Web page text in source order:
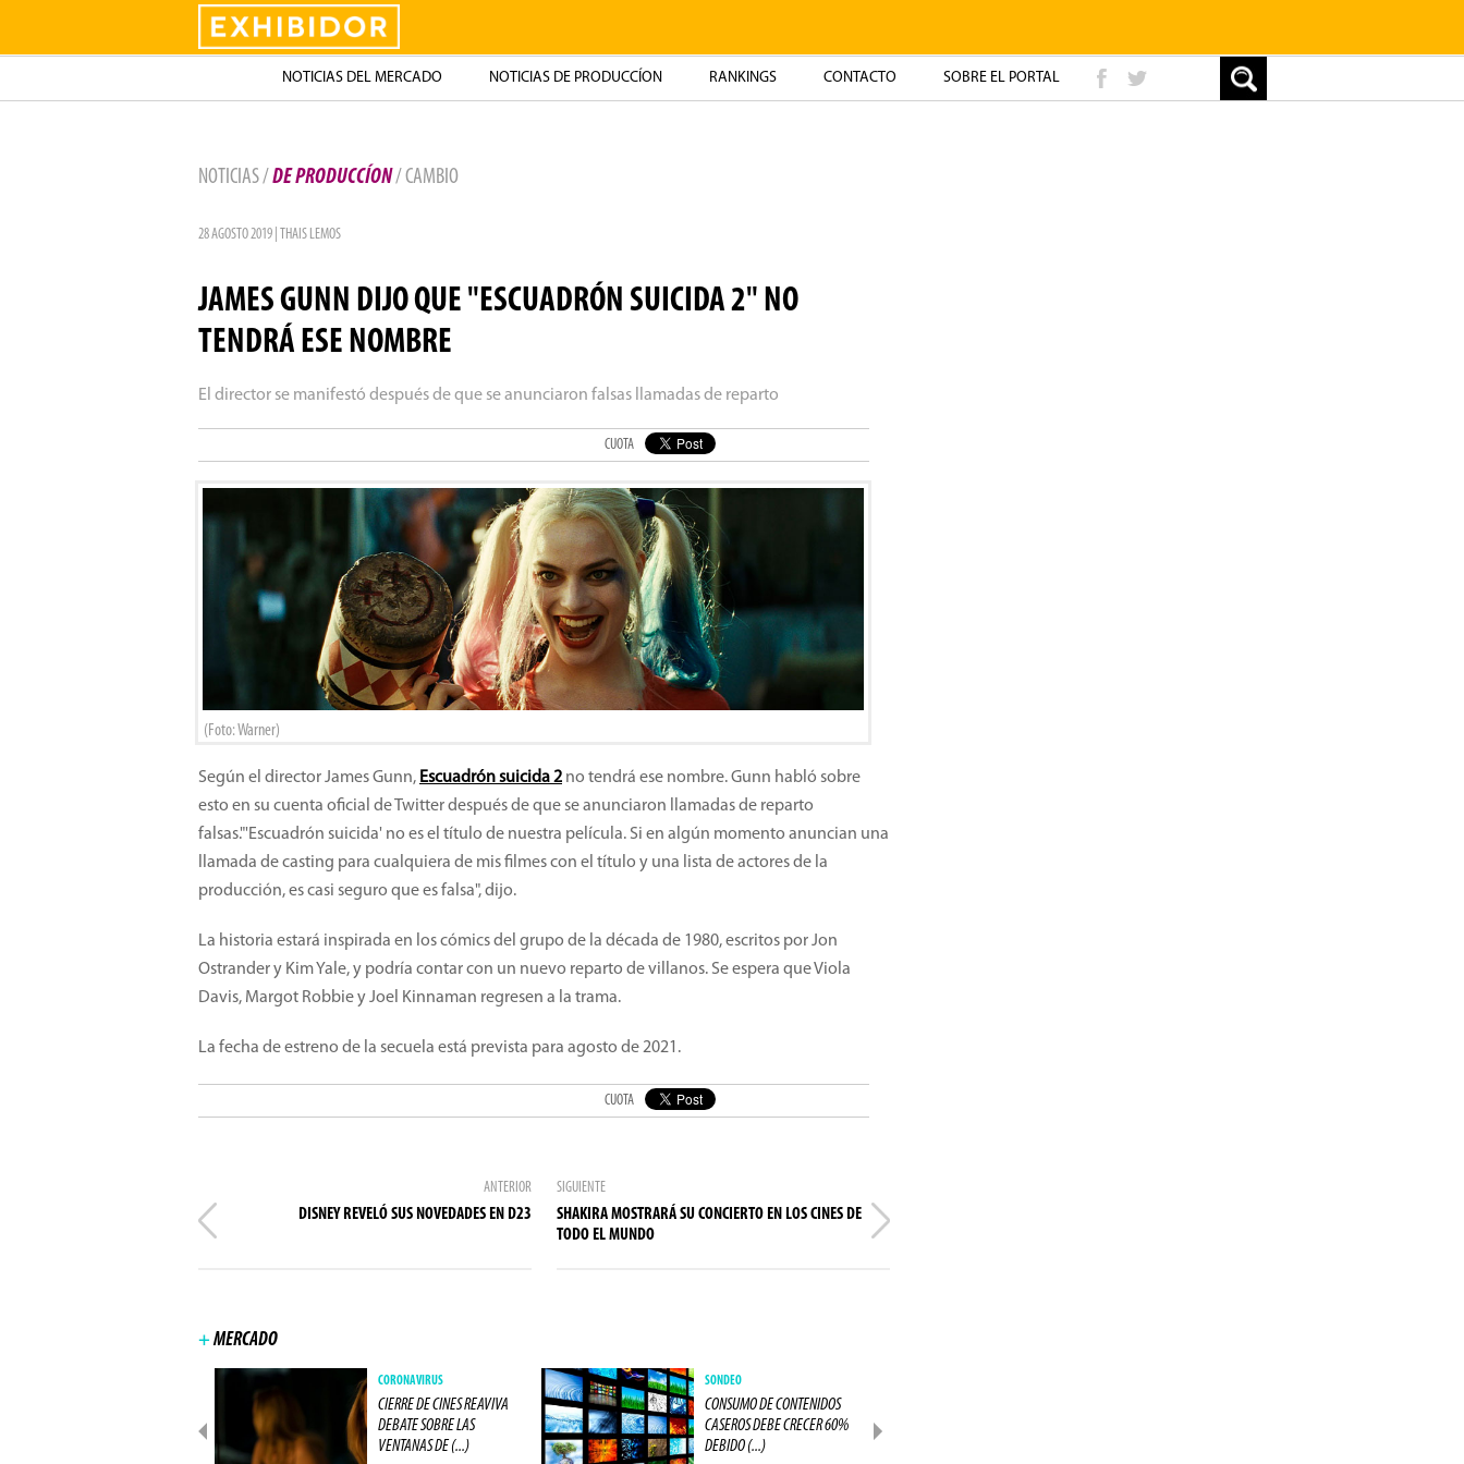
Exhibidor
NOTICIAS DEL MERCADO NOTICIAS DE PRODUCCÍON RANKINGS CONTACTO SOBRE EL PORTAL
NOTICIAS / DE PRODUCCÍON/ CAMBIO
28 AGOSTO 2019 | THAIS LEMOS
JAMES GUNN DIJO QUE "ESCUADRÓN SUICIDA 2" NO
TENDRÁ ESE NOMBRE
El director se manifestó después de que se anunciaron falsas llamadas de reparto
CUOTA
(Foto: Warner)
Según el director James Gunn, Escuadrón suicida 2 no tendrá ese nombre. Gunn habló sobre
esto en su cuenta oficial de Twitter después de que se anunciaron llamadas de reparto
falsas."'Escuadrón suicida' no es el título de nuestra película. Si en algún momento anuncian una
llamada de casting para cualquiera de mis filmes con el título y una lista de actores de la
producción, es casi seguro que es falsa", dijo.
La historia estará inspirada en los cómics del grupo de la década de 1980, escritos por Jon
Ostrander y Kim Yale, y podría contar con un nuevo reparto de villanos. Se espera que Viola
Davis, Margot Robbie y Joel Kinnaman regresen a la trama.
La fecha de estreno de la secuela está prevista para agosto de 2021.
CUOTA
ANTERIOR
DISNEY REVELÓ SUS NOVEDADES EN D23
SIGUIENTE
SHAKIRA MOSTRARÁ SU CONCIERTO EN LOS CINES DE
TODO EL MUNDO
+MERCADO
CORONAVIRUS
CIERRE DE CINES REAVIVA
DEBATE SOBRE LAS
VENTANAS DE (...)
SONDEO
CONSUMO DE CONTENIDOS
CASEROS DEBE CRECER 60%
DEBIDO (...)